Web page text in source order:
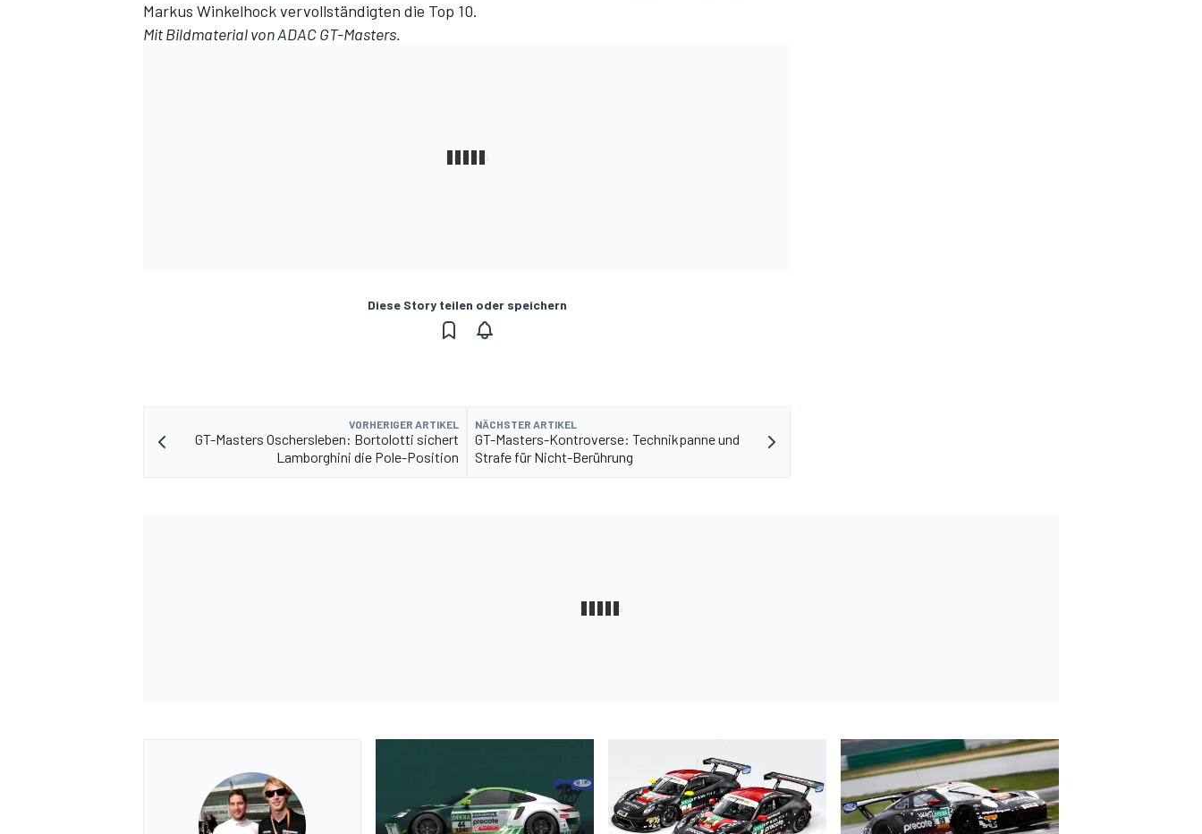
Markus Winkelhock vervollständigten die Top 10.
Mit Bildmaterial von ADAC GT-Masters.
Diese Story teilen oder speichern
VORHERIGER ARTIKEL
GT-Masters Oschersleben: Bortolotti sichert
Lamborghini die Pole-Position
NÄCHSTER ARTIKEL
GT-Masters-Kontroverse: Technikpanne und
Strafe für Nicht-Berührung